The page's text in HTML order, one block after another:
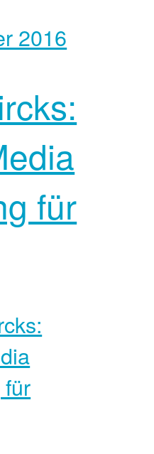
2016
für